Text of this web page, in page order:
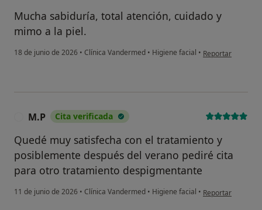
Mucha sabiduría, total atención, cuidado y
mimo a la piel.
18 de junio de 2026 • Clínica Vandermed • Higiene facial • en opinión del
Reportar
M.P Cita verificada
Quedé muy satisfecha con el tratamiento y
posiblemente después del verano pediré cita
para otro tratamiento despigmentante
11 de junio de 2026 • Clínica Vandermed • Higiene facial • en opinión del
Reportar